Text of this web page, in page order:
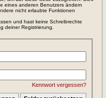
eines anderen Benutzers ändern
nicht erlaubte Funktionen
und hast keine Schreibrechte
deiner Registrierung.
Kennwort vergessen?